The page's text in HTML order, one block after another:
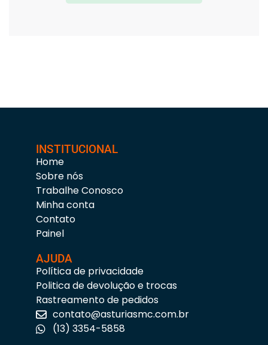
INSTITUCIONAL
Home
Sobre nós
Trabalhe Conosco
Minha conta
Contato
Painel
AJUDA
Política de privacidade
Politica de devolução e trocas
Rastreamento de pedidos
contato@asturiasmc.com.br
(13) 3354-5858